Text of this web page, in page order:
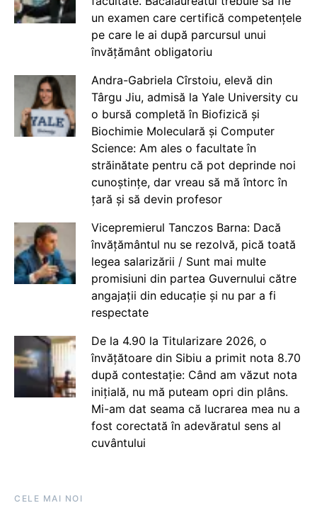
un examen care certifică competențele
pe care le ai după parcursul unui
învățământ obligatoriu
Andra-Gabriela Cîrstoiu, elevă din
Târgu Jiu, admisă la Yale University cu
o bursă completă în Biofizică și
Biochimie Moleculară și Computer
Science: Am ales o facultate în
străinătate pentru că pot deprinde noi
cunoștințe, dar vreau să mă întorc în
țară și să devin profesor
Vicepremierul Tanczos Barna: Dacă
învățământul nu se rezolvă, pică toată
legea salarizării / Sunt mai multe
promisiuni din partea Guvernului către
angajații din educație și nu par a fi
respectate
De la 4.90 la Titularizare 2026, o
învățătoare din Sibiu a primit nota 8.70
după contestație: Când am văzut nota
inițială, nu mă puteam opri din plâns.
Mi-am dat seama că lucrarea mea nu a
fost corectată în adevăratul sens al
cuvântului
CELE MAI NOI